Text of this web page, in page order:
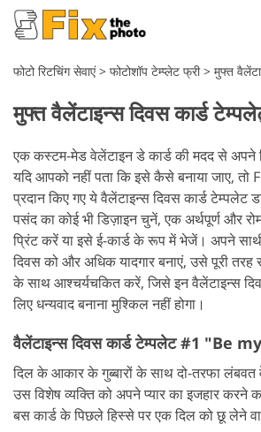
फोटो रिटचिंग सेवाएं> फोटोशॉप टेम्प्लेट फ्री> मुफ्त
मुफ्त वैलेंटाइन्स दिवस कार्ड
एक कस्टम-मेड वेलेंटाइन डे कार्ड की मदद से अपने
यदि आपको नहीं पता कि इसे कैसे बनाया जाए, तो
प्रदान किए गए ये वैलेंटाइन्स दिवस कार्ड टेम्पलेट
पसंद का कोई भी डिज़ाइन चुनें, एक अर्थपूर्ण और
प्रिंट करें या इसे ई-कार्ड के रूप में भेजें। अपने
दिवस को और अधिक यादगार बनाएं, उसे पूरी तरह
के साथ आश्चर्यचकित करें, जिसे इन वैलेंटाइन्स
लिए धन्यवाद बनाना मुश्किल नहीं होगा।
वैलेंटाइन्स दिवस कार्ड टेम्पलेट #1 "Be
दिल के आकार के गुब्बारों के साथ दो-तरफा लंबवत
उस विशेष व्यक्ति को अपने प्यार का इजहार करने
बस कार्ड के पिछले हिस्से पर एक दिल को छू लेने